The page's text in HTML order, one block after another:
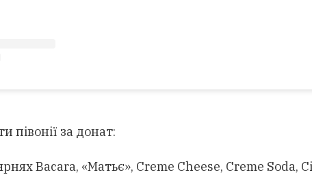
півонії за донат:
Bacara, «Матьє», Creme Cheese, Creme